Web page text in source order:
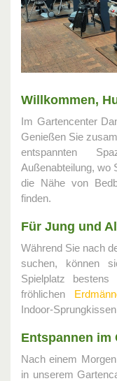
Willkommen,
Im Gartencenter
Genießen Sie
entspannten
Außenabteilung, wo
die Nähe von
finden.
Für Jung und
Während Sie nach
suchen, können
Spielplatz
fröhlichen
Indoor-
Entspannen im
Nach einem
in unserem